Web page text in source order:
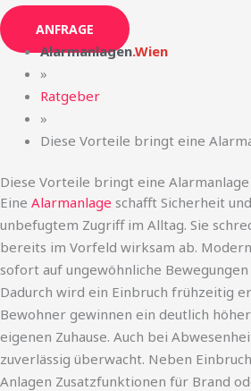
ANFRAGE
Alarmanlagen.Wien
»
Ratgeber
»
Diese Vorteile bringt eine
Diese Vorteile bringt eine Alarmanlage
Eine Alarmanlage schafft Sicherheit
unbefugtem Zugriff im Alltag. Sie
bereits im Vorfeld wirksam ab.
sofort auf ungewöhnliche
Dadurch wird ein Einbruch frühzeitig
Bewohner gewinnen ein deutlich
eigenen Zuhause. Auch bei
zuverlässig überwacht. Neben
Anlagen Zusatzfunktionen für Brand